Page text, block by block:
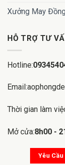
Xưởng May
HỖ TRỢ TƯ
Hotline:
Thời gian làm
Mở cửa:8h00 -
Yêu